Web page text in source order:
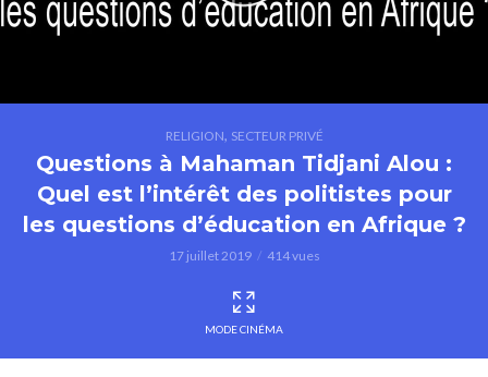
RELIGION, SECTEUR PRIVÉ
Questions à Mahaman Tidjani Alou :
Quel est l’intérêt des politistes pour
les questions d’éducation en Afrique ?
17 juillet 2019 414 vues
MODE CINÉMA